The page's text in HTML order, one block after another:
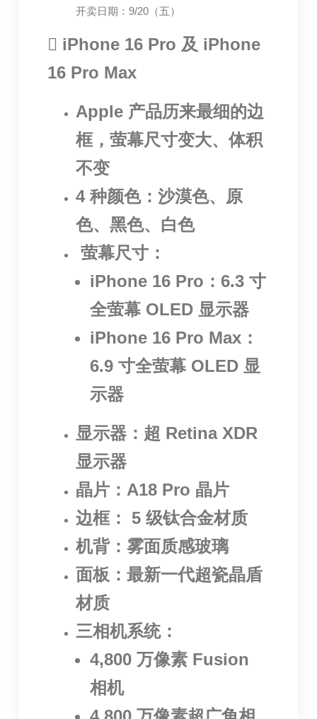
开卖日期：9/20（五）
 iPhone 16 Pro 及 iPhone
16 Pro Max
Apple 产品历来最细的边
框，萤幕尺寸变大、体积
不变
4 种颜色：沙漠色、原
色、黑色、白色
萤幕尺寸：
iPhone 16 Pro：6.3 寸
全萤幕 OLED 显示器
iPhone 16 Pro Max：
6.9 寸全萤幕 OLED 显
示器
显示器：超 Retina XDR
显示器
晶片：A18 Pro 晶片
边框： 5 级钛合金材质
机背：雾面质感玻璃
面板：最新一代超瓷晶盾
材质
三相机系统：
4,800 万像素 Fusion
相机